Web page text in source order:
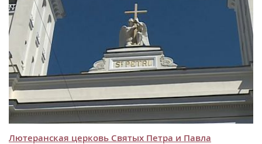
Лютеранская церковь Святых Петра и Павла